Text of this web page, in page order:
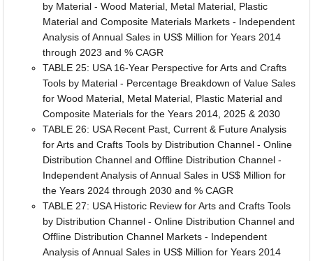
by Material - Wood Material, Metal Material, Plastic
Material and Composite Materials Markets - Independent
Analysis of Annual Sales in US$ Million for Years 2014
through 2023 and % CAGR
TABLE 25: USA 16-Year Perspective for Arts and Crafts
Tools by Material - Percentage Breakdown of Value Sales
for Wood Material, Metal Material, Plastic Material and
Composite Materials for the Years 2014, 2025 & 2030
TABLE 26: USA Recent Past, Current & Future Analysis
for Arts and Crafts Tools by Distribution Channel - Online
Distribution Channel and Offline Distribution Channel -
Independent Analysis of Annual Sales in US$ Million for
the Years 2024 through 2030 and % CAGR
TABLE 27: USA Historic Review for Arts and Crafts Tools
by Distribution Channel - Online Distribution Channel and
Offline Distribution Channel Markets - Independent
Analysis of Annual Sales in US$ Million for Years 2014